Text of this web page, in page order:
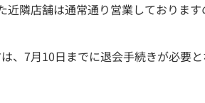
隣店舗は通常通り営業しておりま
、7月10日までに退会手続きが必要